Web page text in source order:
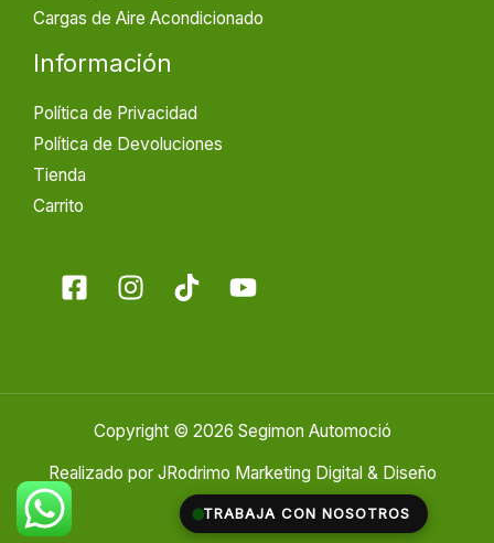
Cargas de Aire Acondicionado
Información
Política de Privacidad
Política de Devoluciones
Tienda
Carrito
Copyright © 2026 Segimon Automoció
Realizado por JRodrimo Marketing Digital & Diseño
Web
TRABAJA CON NOSOTROS